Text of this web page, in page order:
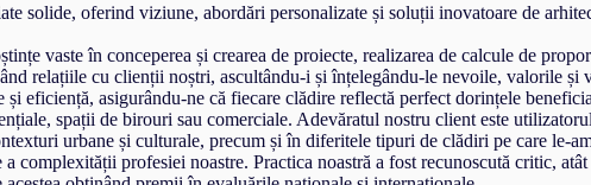
solide, oferind viziune, abordări personalizate și soluții inovatoare de
vaste în conceperea și crearea de proiecte, realizarea de calcule de
relațiile cu clienții noștri, ascultându-i și înțelegându-le nevoile, valorile și
eficiență, asigurându-ne că fiecare clădire reflectă perfect dorințele
spații de birouri sau comerciale. Adevăratul nostru client este
urbane și culturale, precum și în diferitele tipuri de clădiri pe care le-
complexității profesiei noastre. Practica noastră a fost recunoscută critic,